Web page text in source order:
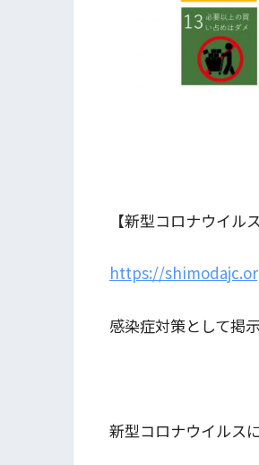
【新型コロナウイ
https://
感染症対策として掲
新型コロナウイルス